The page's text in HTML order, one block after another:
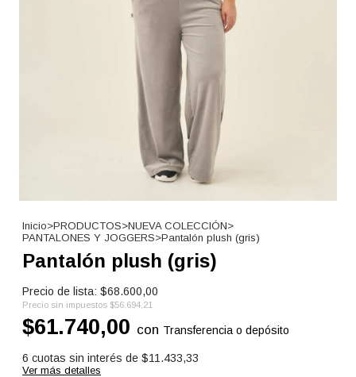
Inicio>PRODUCTOS>NUEVA COLECCIÓN>
PANTALONES Y JOGGERS>Pantalón plush (gris)
Pantalón plush (gris)
$68.600,00
Precio sin impuestos $56.694,21
$61.740,00 con Transferencia o depósito
6 cuotas sin interés de $11.433,33
Ver más detalles